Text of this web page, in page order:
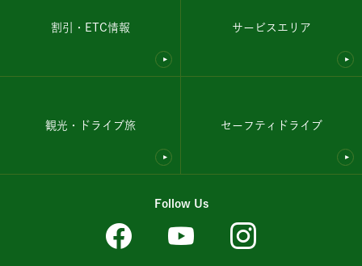
割引・ETC情報 サービスエリア
観光・ドライブ旅 セーフティドライブ
Follow Us